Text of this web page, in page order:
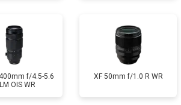
f/4.5-5.6
OIS WR
XF 50mm f/1.0 R WR